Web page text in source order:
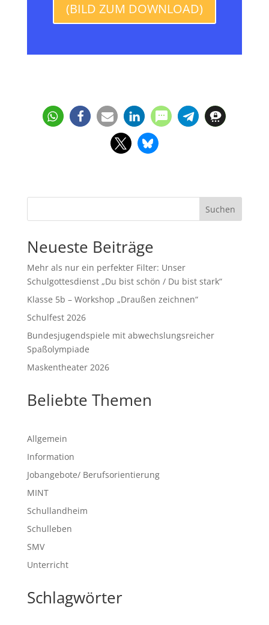
(BILD ZUM DOWNLOAD)
Suchen
Neueste Beiträge
Mehr als nur ein perfekter Filter: Unser
Schulgottesdienst „Du bist schön / Du bist stark“
Klasse 5b – Workshop „Draußen zeichnen“
Schulfest 2026
Bundesjugendspiele mit abwechslungsreicher
Spaßolympiade
Maskentheater 2026
Beliebte Themen
Allgemein
Information
Jobangebote/ Berufsorientierung
MINT
Schullandheim
Schulleben
SMV
Unterricht
Schlagwörter